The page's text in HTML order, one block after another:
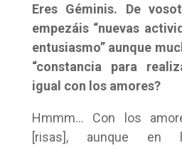
Eres Géminis. De
empezáis “nuevas
entusiasmo” aunque
“constancia para
igual con los amores?
Hmmm… Con los
[risas], aunque en